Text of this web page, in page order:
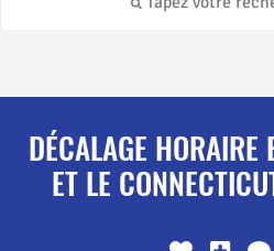
DÉCALAGE HORAIRE
ET LE